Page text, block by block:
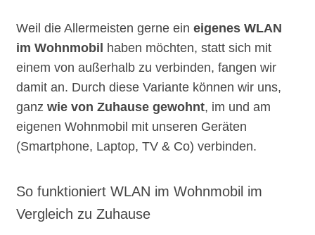
Weil die Allermeisten gerne ein eigenes WLAN
im Wohnmobil haben möchten, statt sich mit
einem von außerhalb zu verbinden, fangen wir
damit an. Durch diese Variante können wir uns,
ganz wie von Zuhause gewohnt, im und am
eigenen Wohnmobil mit unseren Geräten
(Smartphone, Laptop, TV & Co) verbinden.
So funktioniert WLAN im Wohnmobil im
Vergleich zu Zuhause